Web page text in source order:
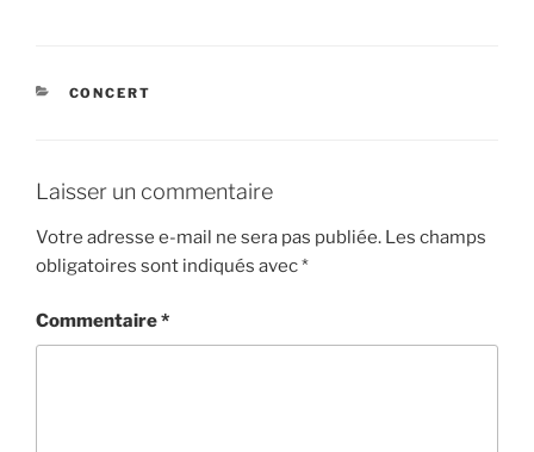
CATÉGORIES
CONCERT
Laisser un commentaire
Votre adresse e-mail ne sera pas publiée. Les champs
obligatoires sont indiqués avec*
Commentaire*